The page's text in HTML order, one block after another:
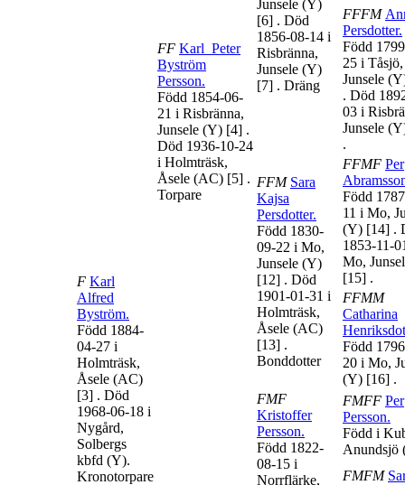
F Karl
Alfred
Byström.
Född 1884-
04-27 i
Holmträsk,
Åsele (AC)
[3] . Död
1968-06-18 i
Nygård,
Solbergs
kbfd (Y).
Kronotorpare
FF Karl_Peter
Byström
Persson.
Född 1854-06-
21 i Risbränna,
Junsele (Y) [4] .
Död 1936-10-24
i Holmträsk,
Åsele (AC) [5] .
Torpare
Junsele (Y)
[6] . Död
1856-08-14 i
Risbränna,
Junsele (Y)
[7] . Dräng
FFFM
Persdotter.
Född
25 i Tåsjö,
Junsele
. Död
03 i
Junsele
.
FFM Sara
Kajsa
Persdotter.
Född 1830-
09-22 i Mo,
Junsele (Y)
[12] . Död
1901-01-31 i
Holmträsk,
Åsele (AC)
[13] .
Bonddotter
FFMF Per
Född
11 i Mo,
(Y) [14] .
1853-11-
Mo,
[15] .
FFMM
Catharina
Född
20 i Mo,
(Y) [16] .
FMF
Kristoffer
Persson.
Född 1822-
08-15 i
Norrflärke,
FMFF Per
Persson.
Född i
Anundsjö
FMFM